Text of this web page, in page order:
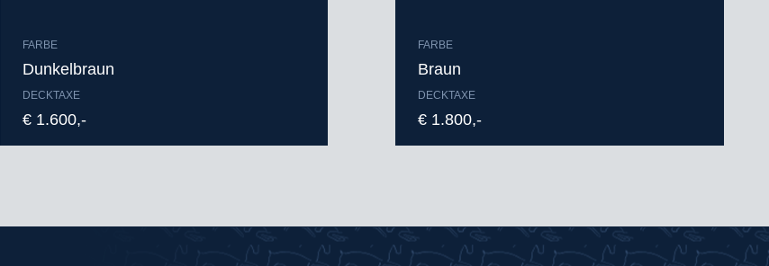
FARBE
Dunkelbraun
DECKTAXE
€ 1.600,-
FARBE
Braun
DECKTAXE
€ 1.800,-